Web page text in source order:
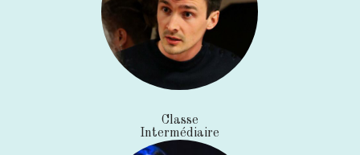
Classe
Intermédiaire